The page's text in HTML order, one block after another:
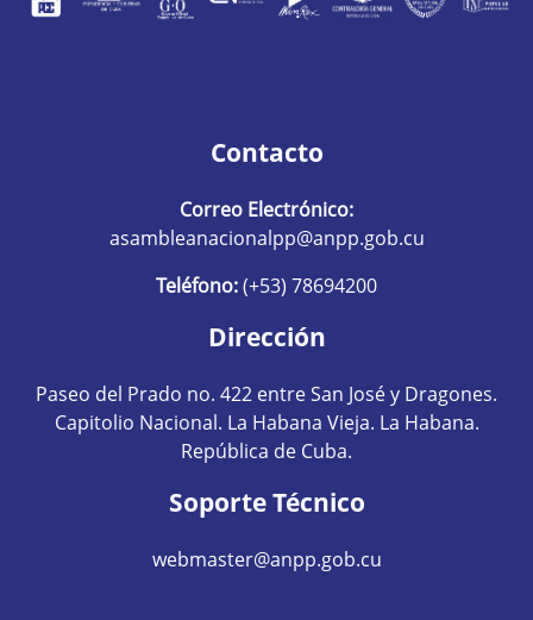
Contacto
Correo Electrónico:
asambleanacionalpp@anpp.gob.cu
Teléfono:(+53) 78694200
Dirección
Paseo del Prado no. 422 entre San José y Dragones.
Capitolio Nacional. La Habana Vieja. La Habana.
República de Cuba.
Soporte Técnico
webmaster@anpp.gob.cu